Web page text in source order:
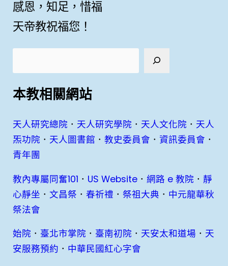
感恩，知足，惜福
天帝教祝福您！
尋
本教相關網站
天人研究總院 ． 天人研究學院 ． 天人文化院 ． 天人
炁功院 ． 天人圖書館 ． 教史委員會 ． 資訊委員會 ．
青年團
教內專屬同奮101 ． US Website ． 網路 e 教院 ． 靜
心靜坐 ． 文昌祭 ． 春祈禮 ． 祭祖大典 ． 中元龍華秋
祭法會
始院 ． 臺北市掌院 ． 臺南初院 ． 天安太和道場 ． 天
安服務預約 ． 中華民國紅心字會